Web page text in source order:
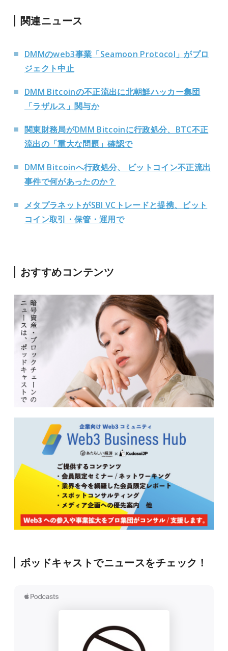
関連ニュース
DMMのweb3事業「Seamoon Protocol」がプロ
ジェクト中止
DMM Bitcoinの不正流出に北朝鮮ハッカー集団
「ラザルス」関与か
関東財務局がDMM Bitcoinに行政処分、BTC不正
流出の「重大な問題」確認で
DMM Bitcoinへ行政処分、 ビットコイン不正流出
事件で何があったのか？
メタプラネットがSBI VCトレードと提携、ビット
コイン取引・保管・運用で
おすすめコンテンツ
ポッドキャストでニュースをチェック！